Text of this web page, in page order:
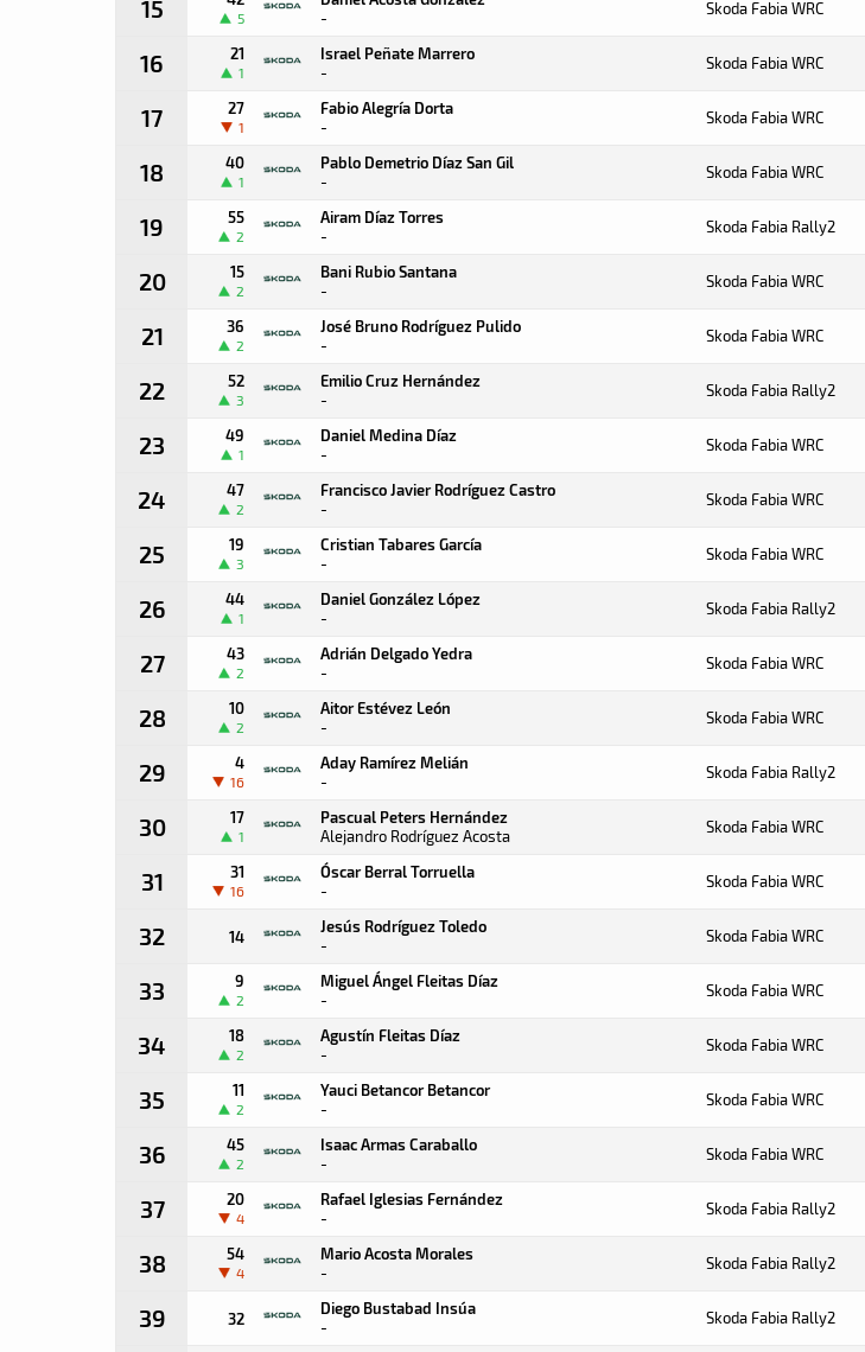
15 5 - Skoda Fabia WRC
16 21
1
Israel Peñate Marrero
- Skoda Fabia WRC
17 27
1
Fabio Alegría Dorta
- Skoda Fabia WRC
18 40
1
Pablo Demetrio Díaz San Gil
- Skoda Fabia WRC
19 55
2
Airam Díaz Torres
- Skoda Fabia Rally2
20 15
2
Bani Rubio Santana
- Skoda Fabia WRC
21 36
2
José Bruno Rodríguez Pulido
- Skoda Fabia WRC
22 52
3
Emilio Cruz Hernández
- Skoda Fabia Rally2
23 49
1
Daniel Medina Díaz
- Skoda Fabia WRC
24 47
2
Francisco Javier Rodríguez Castro
- Skoda Fabia WRC
25 19
3
Cristian Tabares García
- Skoda Fabia WRC
26 44
1
Daniel González López
- Skoda Fabia Rally2
27 43
2
Adrián Delgado Yedra
- Skoda Fabia WRC
28 10
2
Aitor Estévez León
- Skoda Fabia WRC
29 4
16
Aday Ramírez Melián
- Skoda Fabia Rally2
30 17
1
Pascual Peters Hernández
Alejandro Rodríguez Acosta Skoda Fabia WRC
31 31
16
Óscar Berral Torruella
- Skoda Fabia WRC
32 14
Jesús Rodríguez Toledo
- Skoda Fabia WRC
33 9
2
Miguel Ángel Fleitas Díaz
- Skoda Fabia WRC
34 18
2
Agustín Fleitas Díaz
- Skoda Fabia WRC
35 11
2
Yauci Betancor Betancor
- Skoda Fabia WRC
36 45
2
Isaac Armas Caraballo
- Skoda Fabia WRC
37 20
4
Rafael Iglesias Fernández
- Skoda Fabia Rally2
38 54
4
Mario Acosta Morales
- Skoda Fabia Rally2
39 32
Diego Bustabad Insúa
- Skoda Fabia Rally2